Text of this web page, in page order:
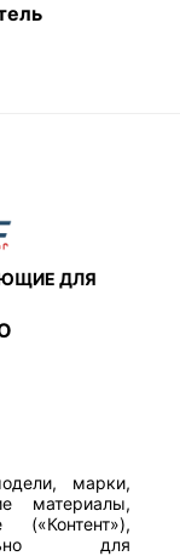
ДЛЯ
марки,
материалы,
для